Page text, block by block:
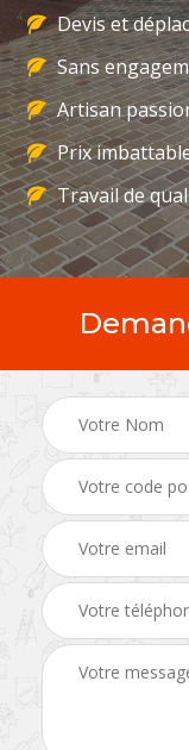
Devis et
Sans
Artisan
Prix
Travail de